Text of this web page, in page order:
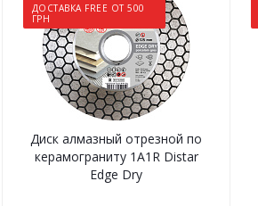
ДОСТАВКА FREE ОТ 500
ГРН
Диск алмазный отрезной по
керамограниту 1A1R Distar
Edge Dry